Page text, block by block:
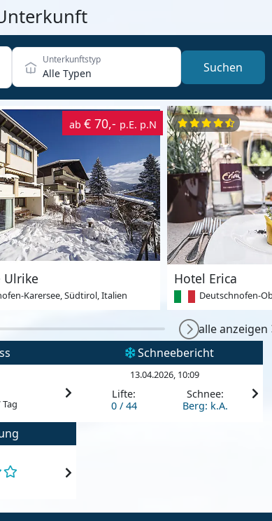
Unterkunftstyp
Alle Typen Suchen
ab € 70,- p.E. p.N
Ulrike
Karersee, Südtirol, Italien
Hotel Erica
Deutschnofen-
alle anzeigen
Schneebericht
13.04.2026, 10:09
Lifte:
0 / 44
Schnee:
Berg: k.A.